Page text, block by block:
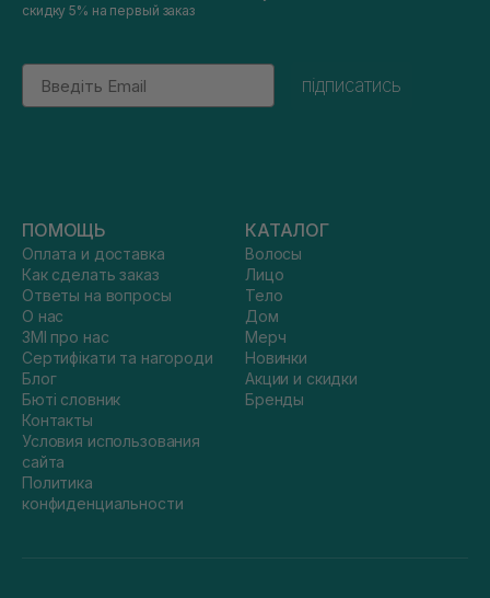
скидку 5% на первый заказ
Email
підписатись
ПОМОЩЬ
Оплата и доставка
Как сделать заказ
Ответы на вопросы
О нас
ЗМІ про нас
Сертифікати та нагороди
Блог
Бюті словник
Контакты
Условия использования
сайта
Политика
конфиденциальности
КАТАЛОГ
Волосы
Лицо
Тело
Дом
Мерч
Новинки
Акции и скидки
Бренды